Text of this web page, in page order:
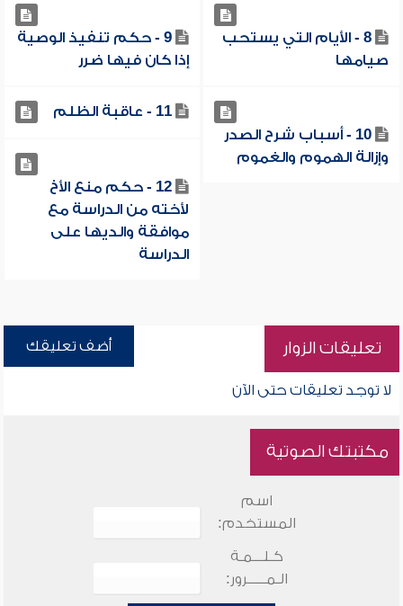
8 - الأيام التي يستحب
صيامها
9 - حكم تنفيذ الوصية
إذا كان فيها ضرر
10 - أسباب شرح الصدر
وإزالة الهموم والغموم
11 - عاقبة الظلم
12 - حكم منع الأخ
لأخته من الدراسة مع
موافقة والديها على
الدراسة
تعليقات الزوار أضف تعليقك
لا توجد تعليقات حتى الآن
مكتبتك الصوتية
اسم
المستخدم:
كـلـــمـة
الـمـــــرور: